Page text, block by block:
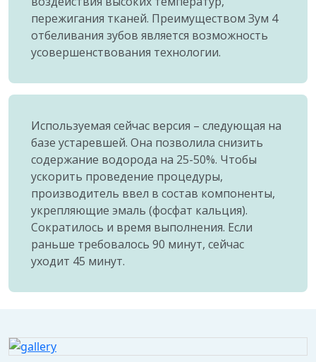
пережигания тканей. Преимуществом Зум 4
отбеливания зубов является возможность
усовершенствования технологии.
Используемая сейчас версия – следующая на
базе устаревшей. Она позволила снизить
содержание водорода на 25-50%. Чтобы
ускорить проведение процедуры,
производитель ввел в состав компоненты,
укрепляющие эмаль (фосфат кальция).
Сократилось и время выполнения. Если
раньше требовалось 90 минут, сейчас
уходит 45 минут.